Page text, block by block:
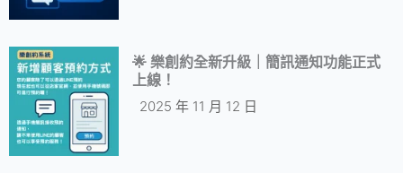
🌟 樂創約全新升級｜簡訊通知功能正式
上線！
2025 年 11 月 12 日